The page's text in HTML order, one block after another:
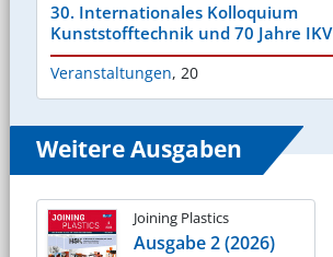
30. Internationales Kolloquium
Kunststofftechnik und 70 Jahre IKV
Veranstaltungen, 20
Weitere Ausgaben
Joining Plastics
Ausgabe 2 (2026)